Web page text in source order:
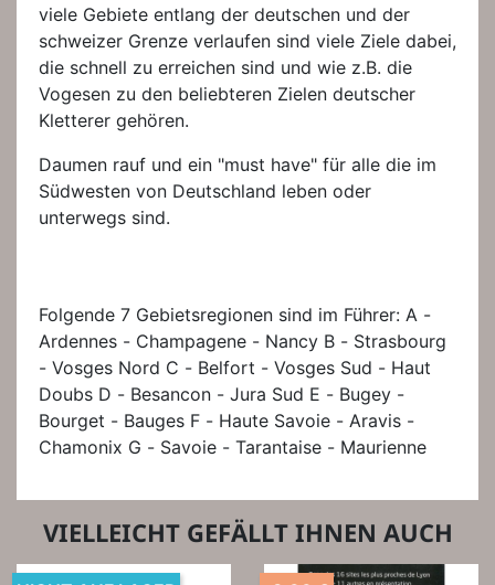
viele Gebiete entlang der deutschen und der
schweizer Grenze verlaufen sind viele Ziele dabei,
die schnell zu erreichen sind und wie z.B. die
Vogesen zu den beliebteren Zielen deutscher
Kletterer gehören.
Daumen rauf und ein "must have" für alle die im
Südwesten von Deutschland leben oder
unterwegs sind.
Folgende 7 Gebietsregionen sind im Führer: A -
Ardennes - Champagene - Nancy B - Strasbourg
- Vosges Nord C - Belfort - Vosges Sud - Haut
Doubs D - Besancon - Jura Sud E - Bugey -
Bourget - Bauges F - Haute Savoie - Aravis -
Chamonix G - Savoie - Tarantaise - Maurienne
VIELLEICHT GEFÄLLT IHNEN AUCH